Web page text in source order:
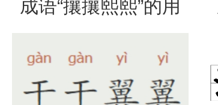
成语“攘攘熙熙”的用
法、典故和出处